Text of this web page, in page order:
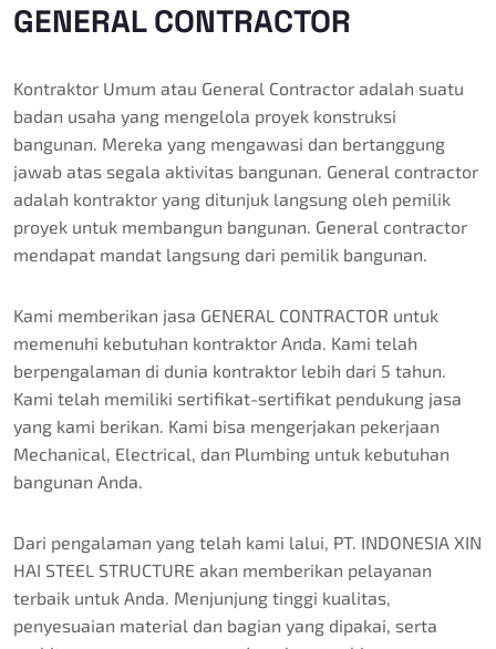
GENERAL CONTRACTOR
Kontraktor Umum atau General Contractor adalah suatu
badan usaha yang mengelola proyek konstruksi
bangunan. Mereka yang mengawasi dan bertanggung
jawab atas segala aktivitas bangunan. General contractor
adalah kontraktor yang ditunjuk langsung oleh pemilik
proyek untuk membangun bangunan. General contractor
mendapat mandat langsung dari pemilik bangunan.
Kami memberikan jasa GENERAL CONTRACTOR untuk
memenuhi kebutuhan kontraktor Anda. Kami telah
berpengalaman di dunia kontraktor lebih dari 5 tahun.
Kami telah memiliki sertifikat-sertifikat pendukung jasa
yang kami berikan. Kami bisa mengerjakan pekerjaan
Mechanical, Electrical, dan Plumbing untuk kebutuhan
bangunan Anda.
Dari pengalaman yang telah kami lalui, PT. INDONESIA XIN
HAI STEEL STRUCTURE akan memberikan pelayanan
terbaik untuk Anda. Menjunjung tinggi kualitas,
penyesuaian material dan bagian yang dipakai, serta